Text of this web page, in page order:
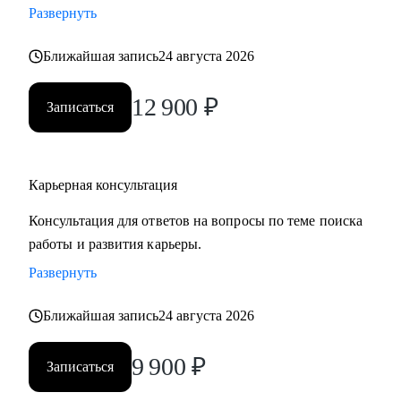
рекрутеров, выделив ваши сильные стороны и уникальный
уверенно и профессионально представить себя, повышая
шансы на успешный результат.
ваших компетенций и карьерных целях.
Кому могу помочь:
Специалистам, руководителям среднего и высшего звена
по специализациям:
• Закупки
• Продажи
• Розничная торговля
• Логистика, ВЭД
Развернуть
Ближайшая запись24 августа 2026
Записаться 12 900 ₽
Карьерная консультация
Консультация для ответов на вопросы по теме поиска
работы и развития карьеры.
Развернуть
Ближайшая запись24 августа 2026
Записаться 9 900 ₽